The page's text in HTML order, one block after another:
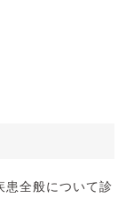
患全般について診